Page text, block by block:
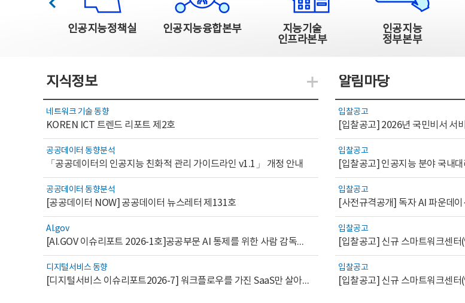
인공지능정책실 인공지능융합본부
지능기술
인프라본부
인공지능
정부본부
지식정보
네트워크 기술 동향
KOREN ICT 트렌드 리포트 제2호
공공데이터 동향분석
「공공데이터의 인공지능 친화적 관리 가이드라인 v1.1」 개정 안내
공공데이터 동향분석
[공공데이터 NOW] 공공데이터 뉴스레터 제131호
AI.gov
[AI.GOV 이슈리포트 2026-1호]공공부문 AI 통제를 위한 사람 감독의 해외 사례 분석 및 시사점
디지털서비스 동향
[디지털서비스 이슈리포트2026-7] 워크플로우를 가진 SaaS만 살아남는다
지식관련 더보기
알림마당
입찰공고
[입찰공고] 2026년 국민비서 서
입찰공고
[입찰공고] 인공지능 분야 국내
입찰공고
입찰공고
[입찰공고] 신규 스마트워크센
입찰공고
[입찰공고] 신규 스마트워크센